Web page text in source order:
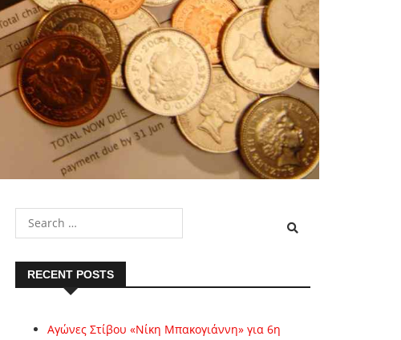
RECENT POSTS
Αγώνες Στίβου «Νίκη Μπακογιάννη» για 6η